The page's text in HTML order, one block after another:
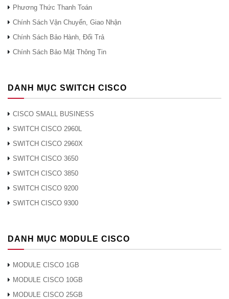
Phương Thức Thanh Toán
Chính Sách Vận Chuyển, Giao Nhận
Chính Sách Bảo Hành, Đổi Trả
Chính Sách Bảo Mật Thông Tin
DANH MỤC SWITCH CISCO
CISCO SMALL BUSINESS
SWITCH CISCO 2960L
SWITCH CISCO 2960X
SWITCH CISCO 3650
SWITCH CISCO 3850
SWITCH CISCO 9200
SWITCH CISCO 9300
DANH MỤC MODULE CISCO
MODULE CISCO 1GB
MODULE CISCO 10GB
MODULE CISCO 25GB